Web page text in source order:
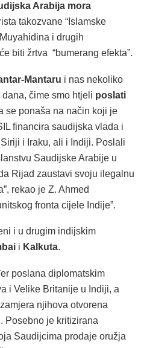
Arabija mora
takozvane “Islamske
i drugih
biti žrtva “bumerang efekta”.
Mantaru i nas nekoliko
čime smo htjeli poslati
se ponaša na način koji je
financira saudijska vlada i
i Iraku, ali i Indiji. Poslali
Saudijske Arabije u
Rijad zaustavi svoju ilegalnu
rekao je Z. Ahmed
fronta cijele Indije”.
i u drugim indijskim
i Kalkuta.
poslana diplomatskim
i Velike Britanije u Indiji, a
njihova otvorena
Posebno je kritizirana
Saudijcima prodaje oružja